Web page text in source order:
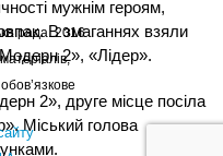
мужнім героям,
В змаганнях взяли
2», «Лідер».
2», друге місце посіла
Міський голова
рада. 2016